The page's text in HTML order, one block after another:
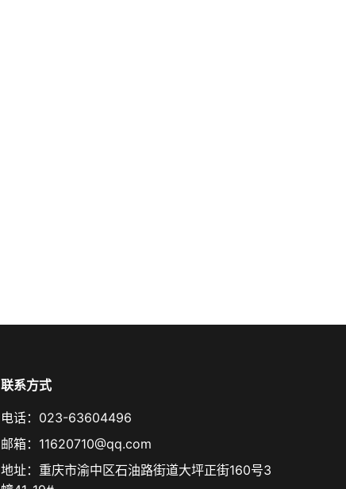
联系方式
电话：023-63604496
邮箱：11620710@qq.com
地址：重庆市渝中区石油路街道大坪正街160号3